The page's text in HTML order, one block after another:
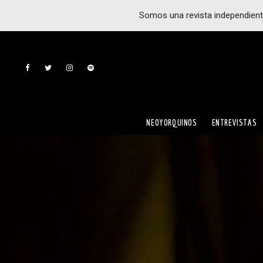
Somos una revista
NEOYORQUINOS ENTREVISTAS